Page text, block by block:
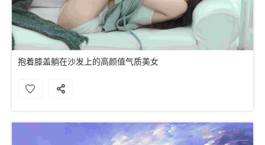
抱着膝盖躺在沙发上的高颜值气质美女